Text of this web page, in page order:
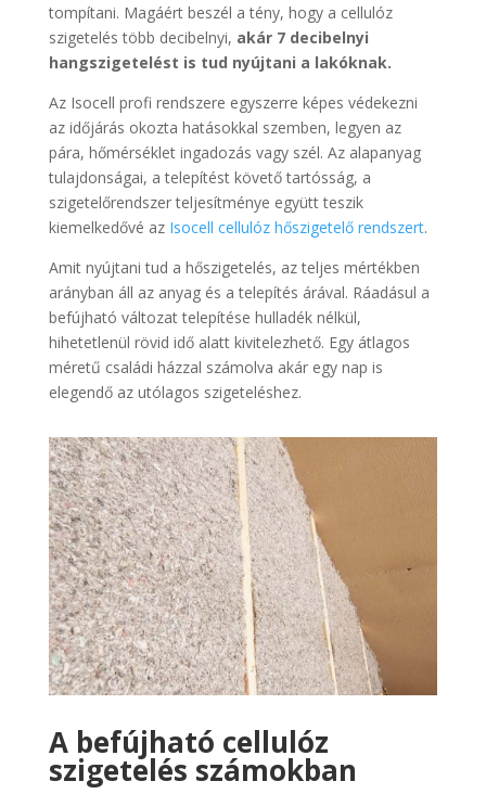
tompítani. Magáért beszél a tény, hogy a cellulóz
szigetelés több decibelnyi, akár 7 decibelnyi
hangszigetelést is tud nyújtani a lakóknak.
Az Isocell profi rendszere egyszerre képes védekezni
az időjárás okozta hatásokkal szemben, legyen az
pára, hőmérséklet ingadozás vagy szél. Az alapanyag
tulajdonságai, a telepítést követő tartósság, a
szigetelőrendszer teljesítménye együtt teszik
kiemelkedővé az Isocell cellulóz hőszigetelő rendszert.
Amit nyújtani tud a hőszigetelés, az teljes mértékben
arányban áll az anyag és a telepítés árával. Ráadásul a
befújható változat telepítése hulladék nélkül,
hihetetlenül rövid idő alatt kivitelezhető. Egy átlagos
méretű családi házzal számolva akár egy nap is
elegendő az utólagos szigeteléshez.
A befújható cellulóz
szigetelés számokban